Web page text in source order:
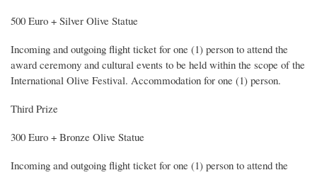
500 Euro + Silver Olive Statue
Incoming and outgoing flight ticket for one (1) person to attend the
award ceremony and cultural events to be held within the scope of the
International Olive Festival. Accommodation for one (1) person.
Third Prize
300 Euro + Bronze Olive Statue
Incoming and outgoing flight ticket for one (1) person to attend the